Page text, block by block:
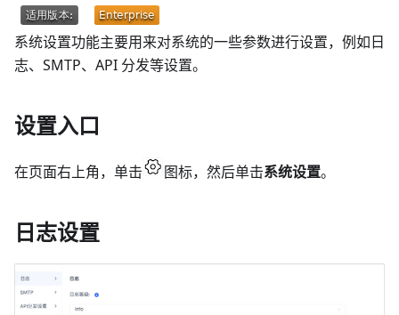
系统设置功能主要用来对系统的一些参数进行设置，例如日
志、SMTP、API 分发等设置。
设置入口
在页面右上角，单击 图标，然后单击系统设置。
日志设置